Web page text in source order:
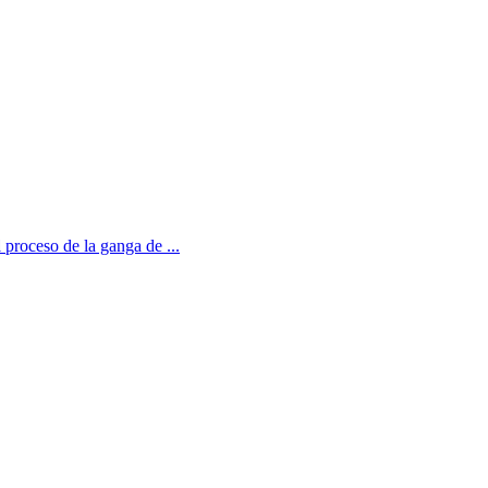
de la ganga de ...